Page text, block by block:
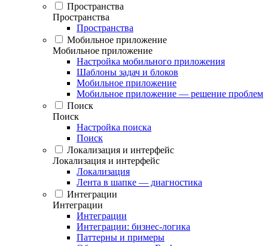
Пространства
Пространства
Пространства
Мобильное приложение
Мобильное приложение
Настройка мобильного приложения
Шаблоны задач и блоков
Мобильное приложение
Мобильное приложение — решение проблем
Поиск
Поиск
Настройка поиска
Поиск
Локализация и интерфейс
Локализация и интерфейс
Локализация
Лента в шапке — диагностика
Интеграции
Интеграции
Интеграции
Интеграции: бизнес-логика
Паттерны и примеры